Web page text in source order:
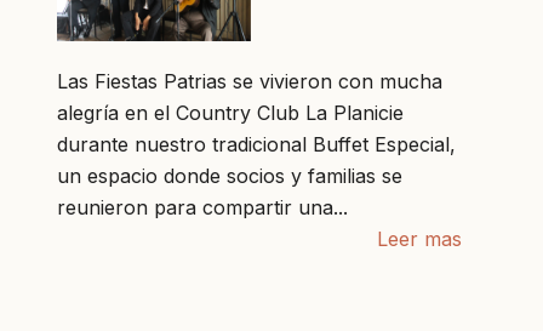
Las Fiestas Patrias se vivieron con mucha
alegría en el Country Club La Planicie
durante nuestro tradicional Buffet Especial,
un espacio donde socios y familias se
reunieron para compartir una...
Leer mas